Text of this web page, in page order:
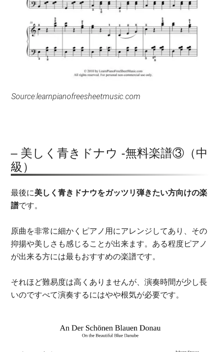
Source:learnpianofreesheetmusic.com
– 美しく青きドナウ -無料楽譜③（中
級）
最後に美しく青きドナウをガッツリ弾きたい方向けの楽
譜です。
原曲を非常に細かくピアノ用にアレンジしてあり、その
抑揚や美しさも感じることが出来ます。ある程度ピアノ
が出来る方には最もおすすめの楽譜です。
それほど難易度は高くありませんが、演奏時間が少し長
いのですべて演奏するにはやや根気が必要です。